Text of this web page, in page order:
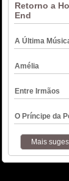
Retorno a
End
A Última
Amélia
Entre Irmãos
O Príncipe da
Mais